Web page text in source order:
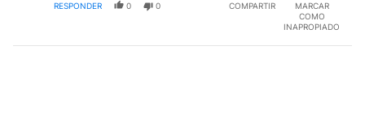
RESPONDER 0 0 COMPARTIR
MARCAR
COMO
INAPROPIADO